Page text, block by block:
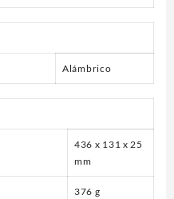
Alámbrico
436 x 131 x 25
mm
376 g